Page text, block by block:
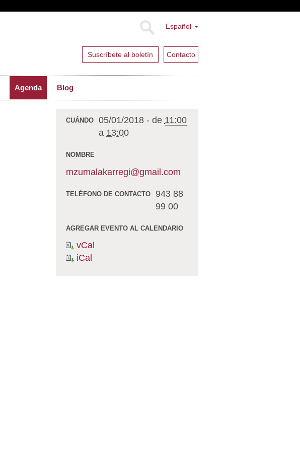
Español
Suscríbete al boletín Contacto
Agenda Blog
CUÁNDO 05/01/2018 -de 11:00
a 13:00
NOMBRE
mzumalakarregi@gmail.com
TELÉFONO DE CONTACTO
943 88
99 00
AGREGAR EVENTO AL CALENDARIO
vCal
iCal